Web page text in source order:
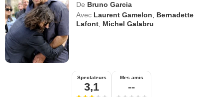
De Bruno Garcia
Avec Laurent Gamelon, Bernadette
Lafont, Michel Galabru
Spectateurs
3,1
Mes amis
--